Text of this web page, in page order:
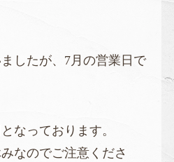
したが、7月の営業日で
なっております。
なのでご注意くださ